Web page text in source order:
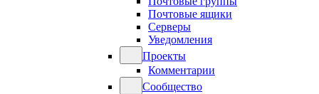
Почтовые ящики
Серверы
Уведомления
Проекты
Комментарии
Сообщество